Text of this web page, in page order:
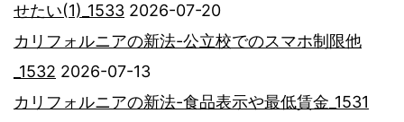
せたい(1)_1533 2026-07-20
カリフォルニアの新法-公立校でのスマホ制限他
_1532 2026-07-13
カリフォルニアの新法-食品表示や最低賃金_1531